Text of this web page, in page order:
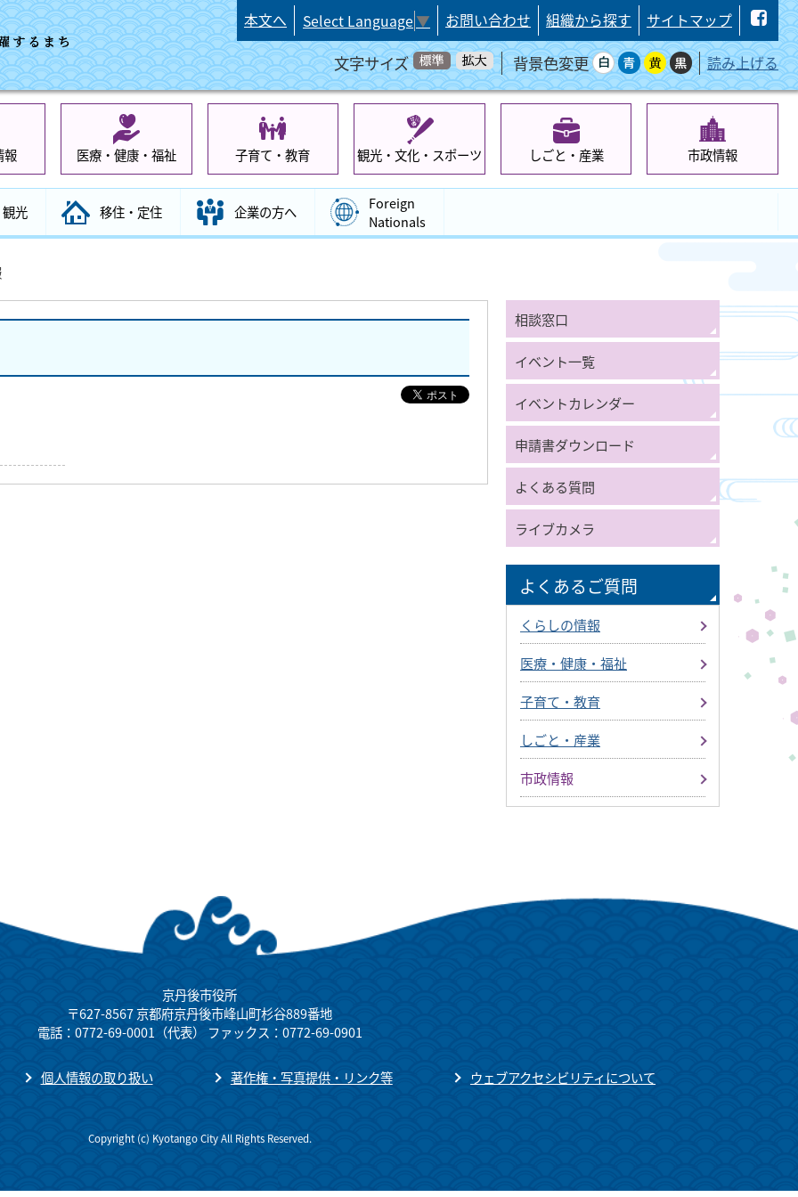
本文へ Select Language▼ お問い合わせ 組織から探す サイトマップ
文字サイズ 背景色変更 読み上げる
報 医療・健康・福祉 子育て・教育 観光・文化・スポーツ しごと・産業 市政情報
観光 移住・定住 企業の方へ
Foreign
Nationals
相談窓口
イベント一覧
イベントカレンダー
申請書ダウンロード
よくある質問
ライブカメラ
よくあるご質問
くらしの情報
医療・健康・福祉
子育て・教育
しごと・産業
市政情報
京丹後市役所
〒627-8567 京都府京丹後市峰山町杉谷889番地
電話：0772-69-0001（代表） ファックス：0772-69-0901
個人情報の取り扱い 著作権・写真提供・リンク等 ウェブアクセシビリティについて
Copyright (c) Kyotango City All Rights Reserved.